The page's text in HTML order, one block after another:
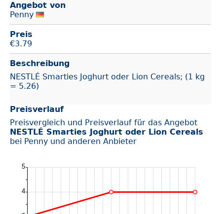
Angebot von
Penny
Preis
€3.79
Beschreibung
NESTLÉ Smarties Joghurt oder Lion Cereals; (1 kg
= 5.26)
Preisverlauf
Preisvergleich und Preisverlauf für das Angebot
NESTLÉ Smarties Joghurt oder Lion Cereals
bei Penny und anderen Anbieter